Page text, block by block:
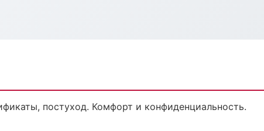
постуход. Комфорт и конфиденциальность.